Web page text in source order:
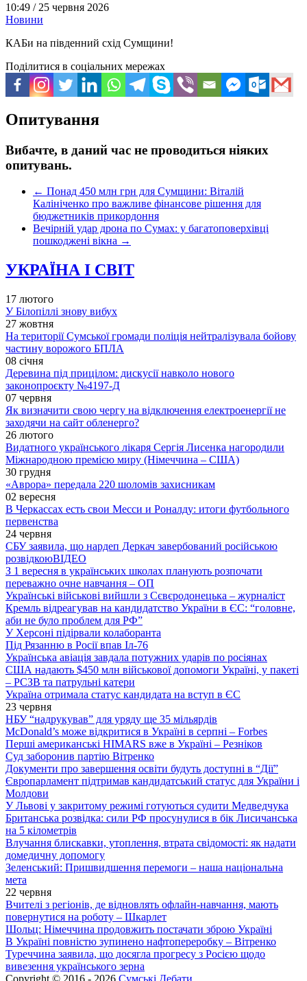
10:49 / 25 червня 2026
Новини
КАБи на південний схід Сумщини!
Поділитися в соціальних мережах
Опитування
Вибачте, в даний час не проводиться ніяких
опитувань.
← Понад 450 млн грн для Сумщини: Віталій
Калініченко про важливе фінансове рішення для
бюджетників прикордоння
Вечірній удар дрона по Сумах: у багатоповерхівці
пошкоджені вікна →
УКРАЇНА І СВІТ
17 лютого
У Білопіллі знову вибух
27 жовтня
На території Сумської громади поліція нейтралізувала бойову
частину ворожого БПЛА
08 січня
Деревина під прицілом: дискусії навколо нового
законопроєкту №4197-Д
07 червня
Як визначити свою чергу на відключення електроенергії не
заходячи на сайт обленерго?
26 лютого
Видатного українського лікаря Сергія Лисенка нагородили
Міжнародною премією миру (Німеччина – США)
30 грудня
«Аврора» передала 220 шоломів захисникам
02 вересня
В Черкассах есть свои Месси и Роналду: итоги футбольного
первенства
24 червня
СБУ заявила, що нардеп Деркач завербований російською
розвідкоюВІДЕО
З 1 вересня в українських школах планують розпочати
переважно очне навчання – ОП
Українські військові вийшли з Сєвєродонецька – журналіст
Кремль відреагував на кандидатство України в ЄС: “головне,
аби не було проблем для РФ”
У Херсоні підірвали колаборанта
Під Рязанню в Росії впав Іл-76
Українська авіація завдала потужних ударів по росіянах
США надають $450 млн військової допомоги Україні, у пакеті
– РСЗВ та патрульні катери
Україна отримала статус кандидата на вступ в ЄС
23 червня
НБУ “надрукував” для уряду ще 35 мільярдів
McDonald’s може відкритися в Україні в серпні – Forbes
Перші американські HIMARS вже в Україні – Резніков
Суд заборонив партію Вітренко
Документи про завершення освіти будуть доступні в “Дії”
Європарламент підтримав кандидатський статус для України і
Молдови
У Львові у закритому режимі готуються судити Медведчука
Британська розвідка: сили РФ просунулися в бік Лисичанська
на 5 кілометрів
Влучання блискавки, утоплення, втрата свідомості: як надати
домедичну допомогу
Зеленський: Пришвидшення перемоги – наша національна
мета
22 червня
Вчителі з регіонів, де відновлять офлайн-навчання, мають
повернутися на роботу – Шкарлет
Шольц: Німеччина продовжить постачати зброю Україні
В Україні повністю зупинено нафтопереробку – Вітренко
Туреччина заявила, що досягла прогресу з Росією щодо
вивезення українського зерна